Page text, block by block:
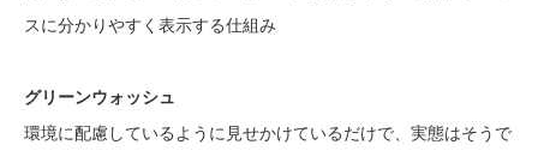
スに分かりやすく表示する仕組み
グリーンウォッシュ
環境に配慮しているように見せかけているだけで、実態はそうで